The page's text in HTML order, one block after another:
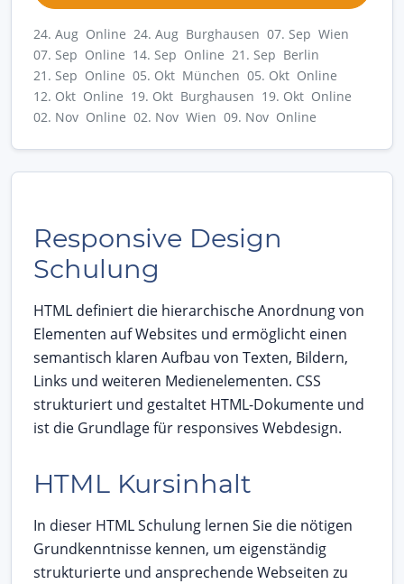
24. Aug Online 24. Aug Burghausen 07. Sep Wien
07. Sep Online 14. Sep Online 21. Sep Berlin
21. Sep Online 05. Okt München 05. Okt Online
12. Okt Online 19. Okt Burghausen 19. Okt Online
02. Nov Online 02. Nov Wien 09. Nov Online
Responsive Design
Schulung
HTML definiert die hierarchische Anordnung von
Elementen auf Websites und ermöglicht einen
semantisch klaren Aufbau von Texten, Bildern,
Links und weiteren Medienelementen. CSS
strukturiert und gestaltet HTML-Dokumente und
ist die Grundlage für responsives Webdesign.
HTML Kursinhalt
In dieser HTML Schulung lernen Sie die nötigen
Grundkenntnisse kennen, um eigenständig
strukturierte und ansprechende Webseiten zu